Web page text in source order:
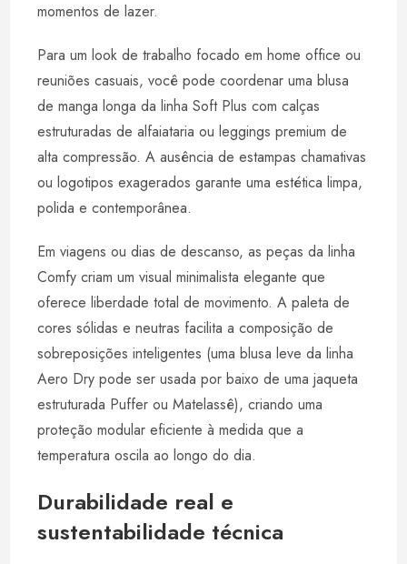
momentos de lazer.
Para um look de trabalho focado em home office ou
reuniões casuais, você pode coordenar uma blusa
de manga longa da linha Soft Plus com calças
estruturadas de alfaiataria ou leggings premium de
alta compressão. A ausência de estampas chamativas
ou logotipos exagerados garante uma estética limpa,
polida e contemporânea.
Em viagens ou dias de descanso, as peças da linha
Comfy criam um visual minimalista elegante que
oferece liberdade total de movimento. A paleta de
cores sólidas e neutras facilita a composição de
sobreposições inteligentes (uma blusa leve da linha
Aero Dry pode ser usada por baixo de uma jaqueta
estruturada Puffer ou Matelassê), criando uma
proteção modular eficiente à medida que a
temperatura oscila ao longo do dia.
Durabilidade real e
sustentabilidade técnica